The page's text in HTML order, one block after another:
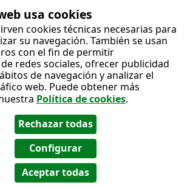
usa cookies
cookies técnicas necesarias para
su navegación. También se usan
con el fin de permitir
redes sociales, ofrecer publicidad
de navegación y analizar el
web. Puede obtener más
Política de cookies.